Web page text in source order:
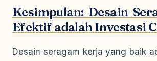
Kesimpulan: Desain
Efektif adalah Investasi
Desain seragam kerja yang baik